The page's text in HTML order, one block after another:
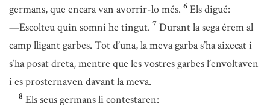
germans, que encara van avorrir-lo més. 6 Els digué:
—Escolteu quin somni he tingut. 7 Durant la sega érem al
camp lligant garbes. Tot d’una, la meva garba s’ha aixecat i
s’ha posat dreta, mentre que les vostres garbes l’envoltaven
i es prosternaven davant la meva.
8 Els seus germans li contestaren: